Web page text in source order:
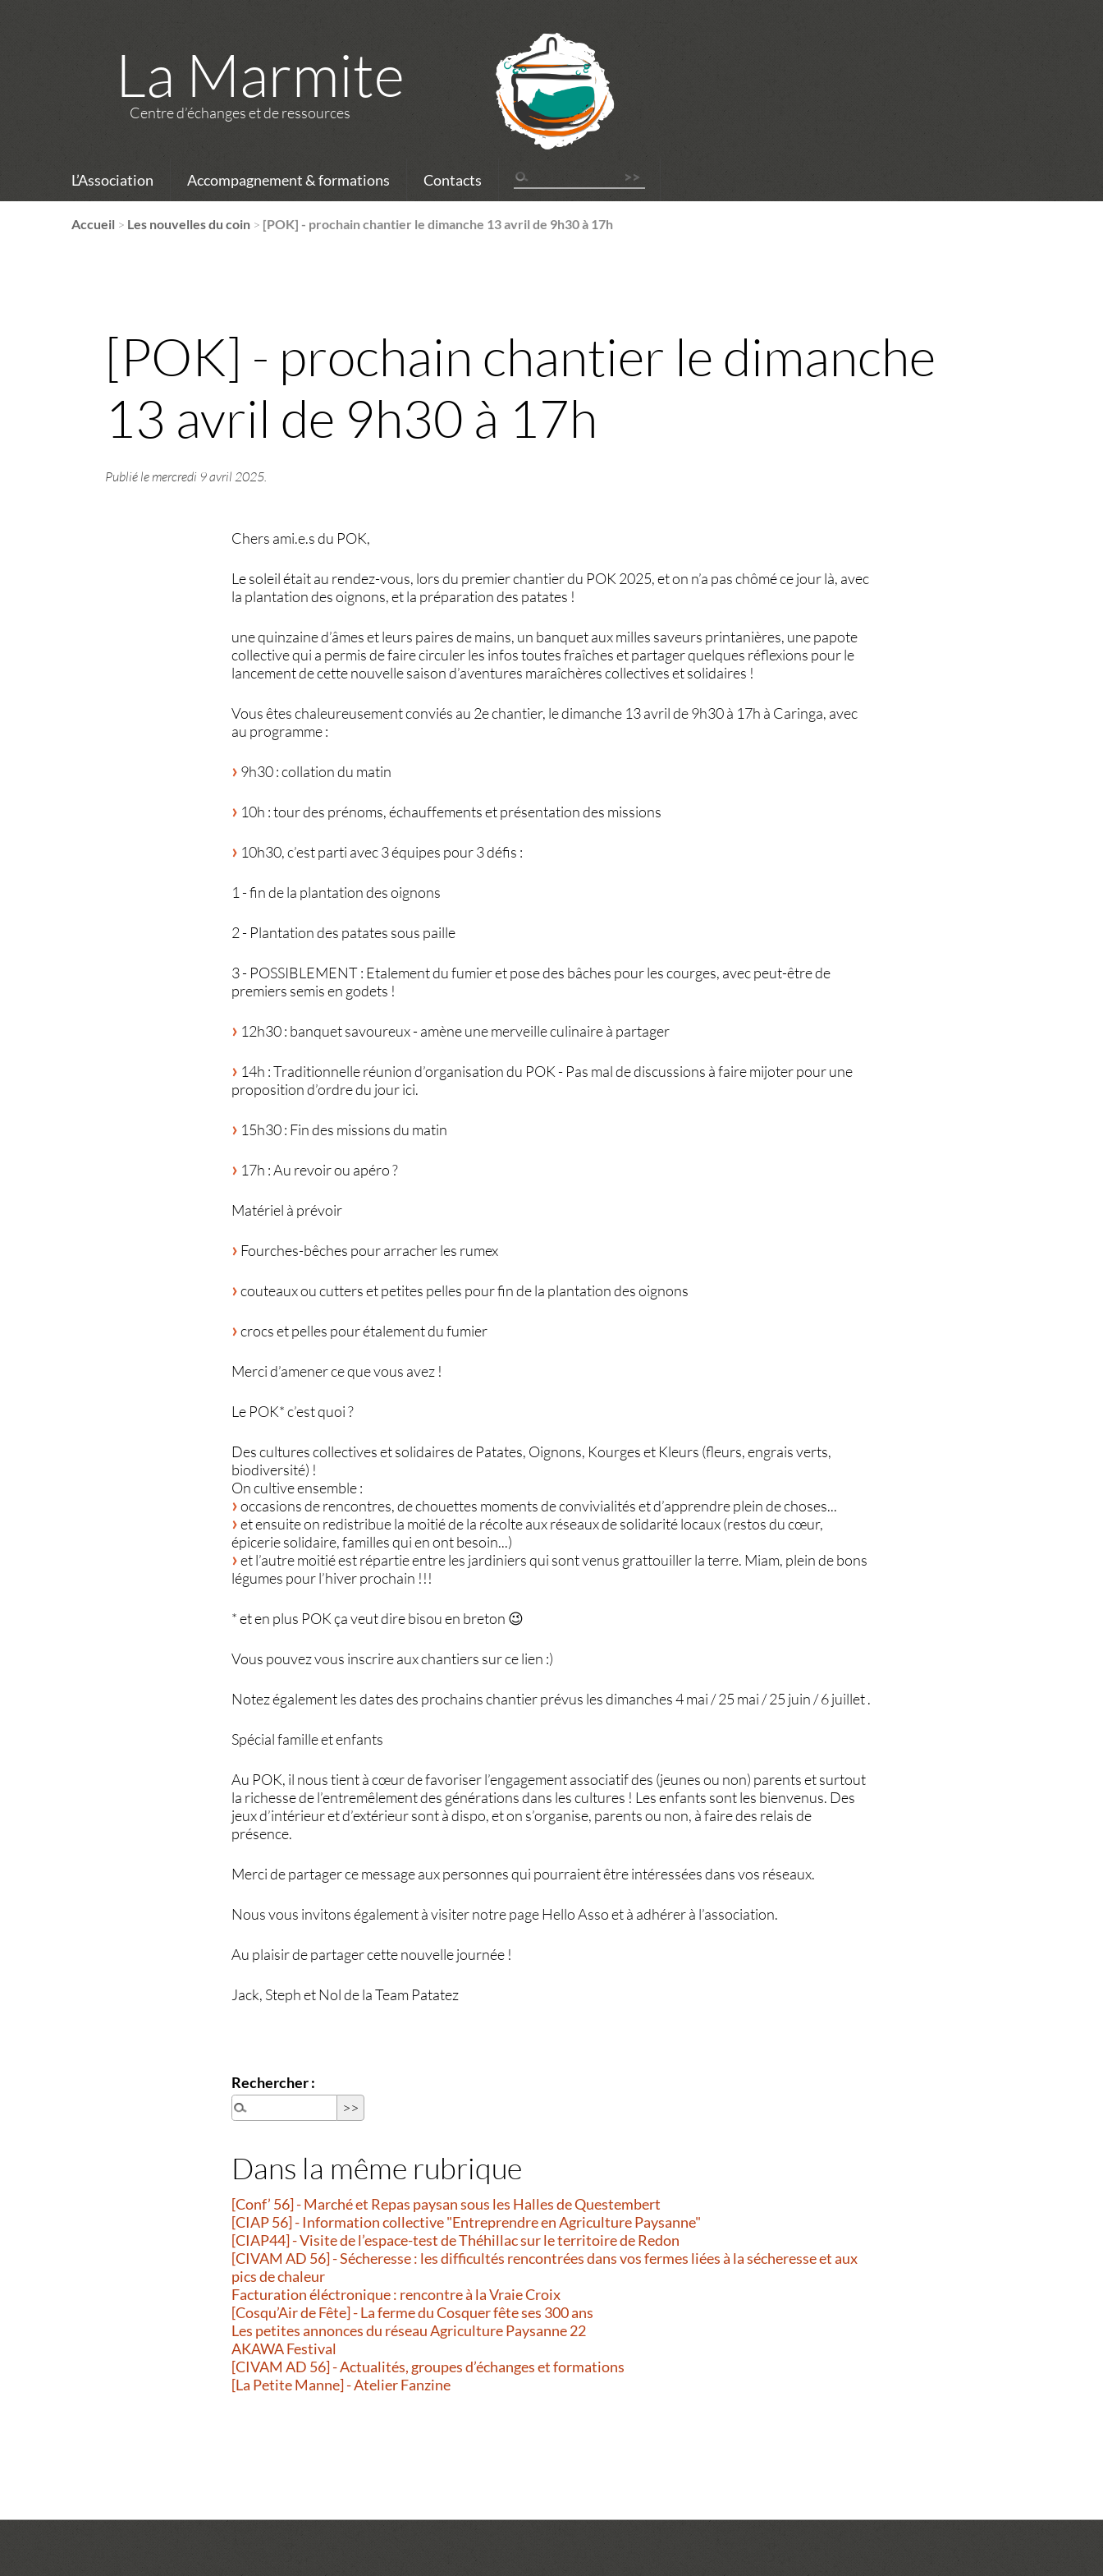
La Marmite
Centre d’échanges et de ressources
L’Association Accompagnement & formations Contacts
Accueil > Les nouvelles du coin > [POK] - prochain chantier le dimanche 13 avril de 9h30 à 17h
[POK] - prochain chantier le dimanche
13 avril de 9h30 à 17h
Publié le mercredi 9 avril 2025.
Chers ami.e.s du POK,
Le soleil était au rendez-vous, lors du premier chantier du POK 2025, et on n’a pas chômé ce jour là, avec
la plantation des oignons, et la préparation des patates !
une quinzaine d’âmes et leurs paires de mains, un banquet aux milles saveurs printanières, une papote
collective qui a permis de faire circuler les infos toutes fraîches et partager quelques réflexions pour le
lancement de cette nouvelle saison d’aventures maraîchères collectives et solidaires !
Vous êtes chaleureusement conviés au 2e chantier, le dimanche 13 avril de 9h30 à 17h à Caringa, avec
au programme :
9h30 : collation du matin
10h : tour des prénoms, échauffements et présentation des missions
10h30, c’est parti avec 3 équipes pour 3 défis :
1 - fin de la plantation des oignons
2 - Plantation des patates sous paille
3 - POSSIBLEMENT : Etalement du fumier et pose des bâches pour les courges, avec peut-être de
premiers semis en godets !
12h30 : banquet savoureux - amène une merveille culinaire à partager
14h : Traditionnelle réunion d’organisation du POK - Pas mal de discussions à faire mijoter pour une
proposition d’ordre du jour ici.
15h30 : Fin des missions du matin
17h : Au revoir ou apéro ?
Matériel à prévoir
Fourches-bêches pour arracher les rumex
couteaux ou cutters et petites pelles pour fin de la plantation des oignons
crocs et pelles pour étalement du fumier
Merci d’amener ce que vous avez !
Le POK* c’est quoi ?
Des cultures collectives et solidaires de Patates, Oignons, Kourges et Kleurs (fleurs, engrais verts,
biodiversité) !
On cultive ensemble :
occasions de rencontres, de chouettes moments de convivialités et d’apprendre plein de choses...
et ensuite on redistribue la moitié de la récolte aux réseaux de solidarité locaux (restos du cœur,
épicerie solidaire, familles qui en ont besoin...)
et l’autre moitié est répartie entre les jardiniers qui sont venus grattouiller la terre. Miam, plein de bons
légumes pour l’hiver prochain !!!
* et en plus POK ça veut dire bisou en breton 😉
Vous pouvez vous inscrire aux chantiers sur ce lien :)
Notez également les dates des prochains chantier prévus les dimanches 4 mai / 25 mai / 25 juin / 6 juillet .
Spécial famille et enfants
Au POK, il nous tient à cœur de favoriser l’engagement associatif des (jeunes ou non) parents et surtout
la richesse de l’entremêlement des générations dans les cultures ! Les enfants sont les bienvenus. Des
jeux d’intérieur et d’extérieur sont à dispo, et on s’organise, parents ou non, à faire des relais de
présence.
Merci de partager ce message aux personnes qui pourraient être intéressées dans vos réseaux.
Nous vous invitons également à visiter notre page Hello Asso et à adhérer à l’association.
Au plaisir de partager cette nouvelle journée !
Jack, Steph et Nol de la Team Patatez
Rechercher :
Dans la même rubrique
[Conf’ 56] - Marché et Repas paysan sous les Halles de Questembert
[CIAP 56] - Information collective "Entreprendre en Agriculture Paysanne"
[CIAP44] - Visite de l’espace-test de Théhillac sur le territoire de Redon
[CIVAM AD 56] - Sécheresse : les difficultés rencontrées dans vos fermes liées à la sécheresse et aux
pics de chaleur
Facturation éléctronique : rencontre à la Vraie Croix
[Cosqu’Air de Fête] - La ferme du Cosquer fête ses 300 ans
Les petites annonces du réseau Agriculture Paysanne 22
AKAWA Festival
[CIVAM AD 56] - Actualités, groupes d’échanges et formations
[La Petite Manne] - Atelier Fanzine